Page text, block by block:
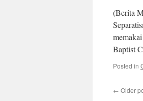
(Berita
Baptist
Posted in
← Older